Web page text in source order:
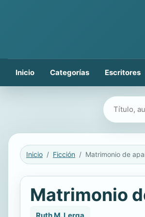
Inicio Categorías Escritores
Buscar libros
Inicio Ficción
Matrimonio